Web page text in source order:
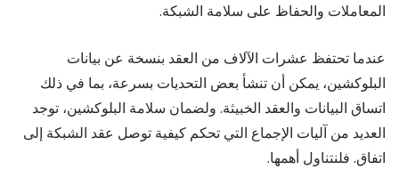
المعاملات والحفاظ على سلامة الشبكة.
عندما تحتفظ عشرات الآلاف من العقد بنسخة عن بيانات
البلوكشين، يمكن أن تنشأ بعض التحديات بسرعة، بما في ذلك
اتساق البيانات والعقد الخبيثة. ولضمان سلامة البلوكشين، توجد
العديد من آليات الإجماع التي تحكم كيفية توصل عقد الشبكة إلى
اتفاق. فلنتناول أهمها.